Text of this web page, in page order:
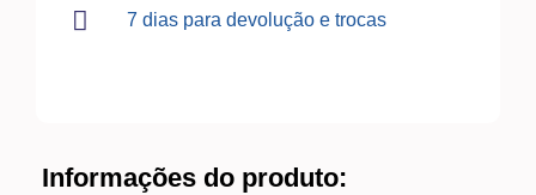
7 dias para devolução e trocas
Informações do produto: